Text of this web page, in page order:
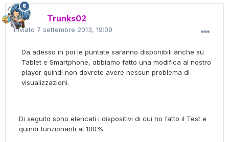
Trunks02
Inviato 7 settembre 2013, 19:09
Da adesso in poi le puntate saranno disponibili anche su
Tablet e Smartphone, abbiamo fatto una modifica al nostro
player quindi non dovrete avere nessun problema di
visualizzazioni.
Di seguito sono elencati i dispositivi di cui ho fatto il Test e
quindi funzionanti al 100%.